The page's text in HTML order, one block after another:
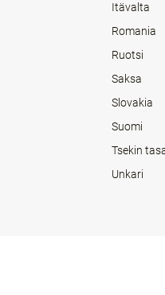
Itävalta
Romania
Ruotsi
Saksa
Slovakia
Suomi
Tsekin
Unkari